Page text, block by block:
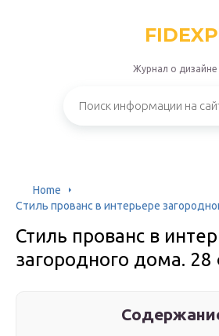
Журнал о дизайне
Home
Стиль прованс в интерьере
Стиль прованс в
загородного дома. 28